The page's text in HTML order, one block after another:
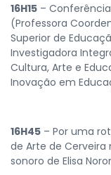
16H15 –
(Professora
Superior de
Investigadora
Cultura, Arte e
Inovação em
16H45 – Por uma
de Arte de
sonoro de Elisa